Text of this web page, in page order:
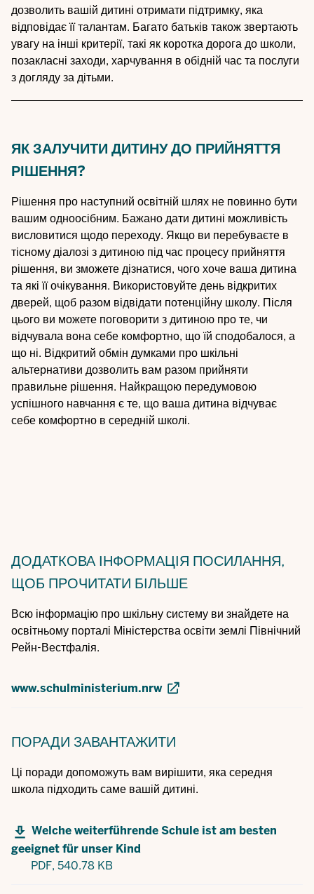
дозволить вашій дитині отримати підтримку, яка
відповідає її талантам. Багато батьків також звертають
увагу на інші критерії, такі як коротка дорога до школи,
позакласні заходи, харчування в обідній час та послуги
з догляду за дітьми.
ЯК ЗАЛУЧИТИ ДИТИНУ ДО ПРИЙНЯТТЯ
РІШЕННЯ?
Рішення про наступний освітній шлях не повинно бути
вашим одноосібним. Бажано дати дитині можливість
висловитися щодо переходу. Якщо ви перебуваєте в
тісному діалозі з дитиною під час процесу прийняття
рішення, ви зможете дізнатися, чого хоче ваша дитина
та які її очікування. Використовуйте день відкритих
дверей, щоб разом відвідати потенційну школу. Після
цього ви можете поговорити з дитиною про те, чи
відчувала вона себе комфортно, що їй сподобалося, а
що ні. Відкритий обмін думками про шкільні
альтернативи дозволить вам разом прийняти
правильне рішення. Найкращою передумовою
успішного навчання є те, що ваша дитина відчуває
себе комфортно в середній школі.
ДОДАТКОВА ІНФОРМАЦІЯ ПОСИЛАННЯ,
ЩОБ ПРОЧИТАТИ БІЛЬШЕ
Всю інформацію про шкільну систему ви знайдете на
освітньому порталі Міністерства освіти землі Північний
Рейн-Вестфалія.
www.schulministerium.nrw
ПОРАДИ ЗАВАНТАЖИТИ
Ці поради допоможуть вам вирішити, яка середня
школа підходить саме вашій дитині.
Welche weiterführende Schule ist am besten
geeignet für unser Kind
PDF, 540.78 KB